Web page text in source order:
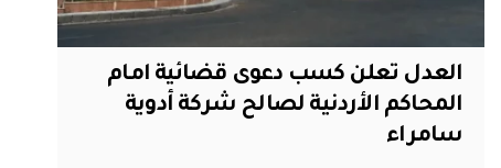
العدل تعلن كسب دعوى قضائية امام
المحاكم الأردنية لصالح شركة أدوية
سامراء